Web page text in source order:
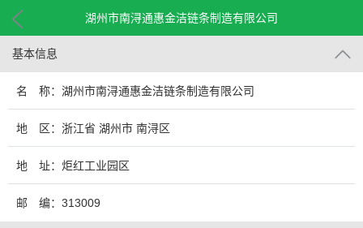
湖州市南浔通惠金洁链条制造有限公司
基本信息
名 称：湖州市南浔通惠金洁链条制造有限公司
地 区：浙江省 湖州市 南浔区
地 址：炬红工业园区
邮 编：313009